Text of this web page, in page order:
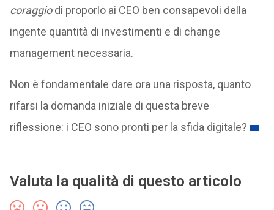
coraggiodi proporlo ai CEO ben consapevoli della
ingente quantità di investimenti e di change
management necessaria.
Non è fondamentale dare ora una risposta, quanto
rifarsi la domanda iniziale di questa breve
riflessione: i CEO sono pronti per la sfida digitale?
Valuta la qualità di questo articolo